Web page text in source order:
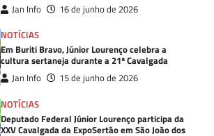
Jan Info
16 de junho de 2026
NOTÍCIAS
Em Buriti Bravo, Júnior Lourenço celebra a
cultura sertaneja durante a 21ª Cavalgada
Jan Info
15 de junho de 2026
NOTÍCIAS
Deputado Federal Júnior Lourenço participa da
XXV Cavalgada da ExpoSertão em São João dos